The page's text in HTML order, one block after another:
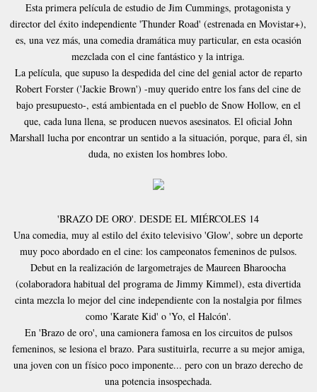
Esta primera película de estudio de Jim Cummings, protagonista y
director del éxito independiente 'Thunder Road' (estrenada en Movistar+),
es, una vez más, una comedia dramática muy particular, en esta ocasión
mezclada con el cine fantástico y la intriga.
La película, que supuso la despedida del cine del genial actor de reparto
Robert Forster ('Jackie Brown') -muy querido entre los fans del cine de
bajo presupuesto-, está ambientada en el pueblo de Snow Hollow, en el
que, cada luna llena, se producen nuevos asesinatos. El oficial John
Marshall lucha por encontrar un sentido a la situación, porque, para él, sin
duda, no existen los hombres lobo.
'BRAZO DE ORO'. DESDE EL MIÉRCOLES 14
Una comedia, muy al estilo del éxito televisivo 'Glow', sobre un deporte
muy poco abordado en el cine: los campeonatos femeninos de pulsos.
Debut en la realización de largometrajes de Maureen Bharoocha
(colaboradora habitual del programa de Jimmy Kimmel), esta divertida
cinta mezcla lo mejor del cine independiente con la nostalgia por filmes
como 'Karate Kid' o 'Yo, el Halcón'.
En 'Brazo de oro', una camionera famosa en los circuitos de pulsos
femeninos, se lesiona el brazo. Para sustituirla, recurre a su mejor amiga,
una joven con un físico poco imponente... pero con un brazo derecho de
una potencia insospechada.